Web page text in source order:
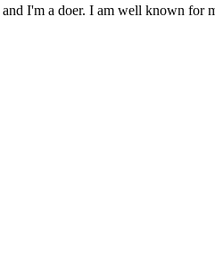
I'm a doer. I am well known for